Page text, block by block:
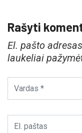
Rašyti
El. pašto
laukeliai